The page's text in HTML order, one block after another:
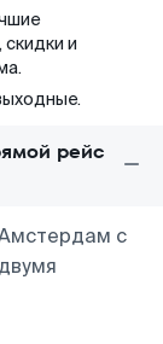
и
рейс
с